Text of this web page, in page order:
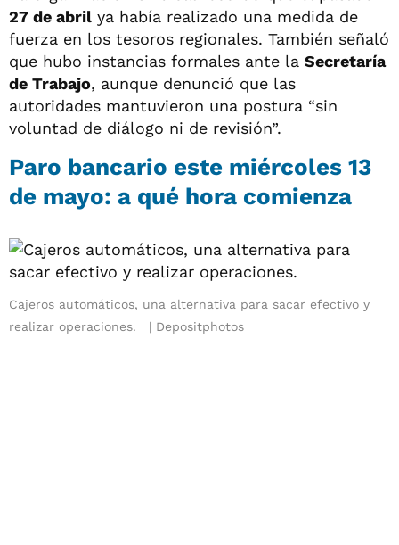
27 de abril ya había realizado una medida de
fuerza en los tesoros regionales. También señaló
que hubo instancias formales ante la Secretaría
de Trabajo, aunque denunció que las
autoridades mantuvieron una postura “sin
voluntad de diálogo ni de revisión”.
Paro bancario este miércoles 13
de mayo: a qué hora comienza
Cajeros automáticos, una alternativa para sacar efectivo y
realizar operaciones.
Depositphotos